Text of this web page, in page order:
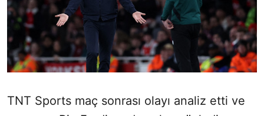
TNT Sports maç sonrası olayı analiz etti ve